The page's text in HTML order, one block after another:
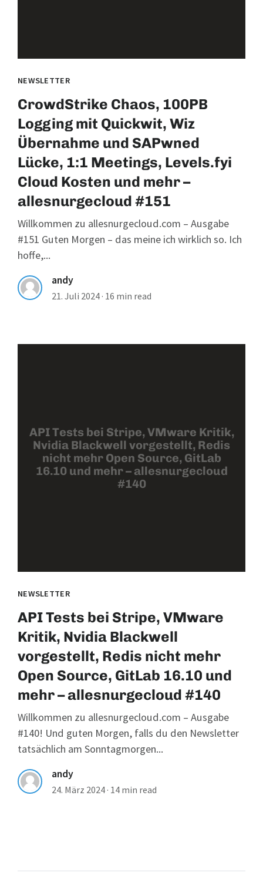
NEWSLETTER
CrowdStrike Chaos, 100PB
Logging mit Quickwit, Wiz
Übernahme und SAPwned
Lücke, 1:1 Meetings, Levels.fyi
Cloud Kosten und mehr –
allesnurgecloud #151
Willkommen zu allesnurgecloud.com – Ausgabe
#151 Guten Morgen – das meine ich wirklich so. Ich
hoffe,...
andy
21. Juli 2024 · 16 min read
API Tests bei Stripe, VMware Kritik,
Nvidia Blackwell vorgestellt, Redis
nicht mehr Open Source, GitLab
16.10 und mehr – allesnurgecloud
#140
NEWSLETTER
API Tests bei Stripe, VMware
Kritik, Nvidia Blackwell
vorgestellt, Redis nicht mehr
Open Source, GitLab 16.10 und
mehr – allesnurgecloud #140
Willkommen zu allesnurgecloud.com – Ausgabe
#140! Und guten Morgen, falls du den Newsletter
tatsächlich am Sonntagmorgen...
andy
24. März 2024 · 14 min read